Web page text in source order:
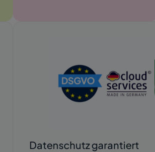
Datenschutz garantiert